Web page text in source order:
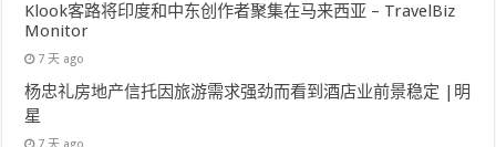
Klook客路将印度和中东创作者聚集在马来西亚 – TravelBiz
Monitor
7 天 ago
杨忠礼房地产信托因旅游需求强劲而看到酒店业前景稳定 |明
星